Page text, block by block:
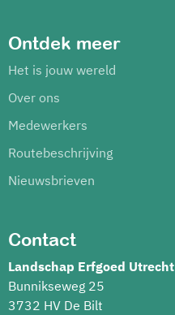
Ontdek meer
Het is jouw wereld
Over ons
Medewerkers
Routebeschrijving
Nieuwsbrieven
Contact
Landschap Erfgoed Utrecht
Bunnikseweg 25
3732 HV De Bilt